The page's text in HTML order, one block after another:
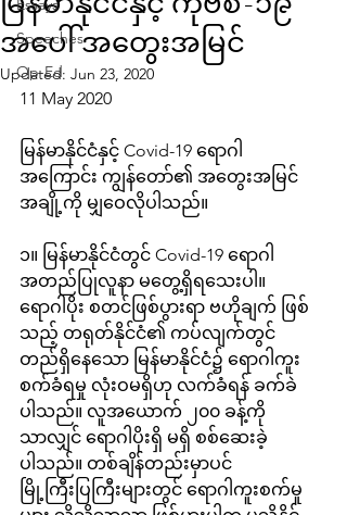
Essays
Speeches
Op-Ed
အပေါ် အတွေးအမြင်
Updated: Jun 23, 2020
11 May 2020
မြန်မာနိုင်ငံနှင့် Covid-19 ရောဂါ
အကြောင်း ကျွန်တော်၏ အတွေးအမြင်
အချို့ကို မျှဝေလိုပါသည်။
၁။ မြန်မာနိုင်ငံတွင် Covid-19 ရောဂါ
အတည်ပြုလူနာ မတွေ့ရှိရသေးပါ။
ရောဂါပိုး စတင်ဖြစ်ပွားရာ ဗဟိုချက် ဖြစ်
သည့် တရုတ်နိုင်ငံ၏ ကပ်လျက်တွင်
တည်ရှိနေသော မြန်မာနိုင်ငံ၌ ရောဂါကူး
စက်ခံရမှု လုံးဝမရှိဟု လက်ခံရန် ခက်ခဲ
ပါသည်။ လူအယောက် ၂၀၀ ခန့်ကို
သာလျှင် ရောဂါပိုးရှိ မရှိ စစ်ဆေးခဲ့
ပါသည်။ တစ်ချိန်တည်းမှာပင်
မြို့ကြီးပြကြီးများတွင် ရောဂါကူးစက်မှု